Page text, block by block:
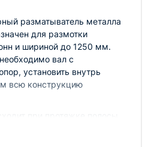
разматыватель металла
для размотки
и шириной до 1250 мм.
вал с
установить внутрь
всю конструкцию
при протяжке полосы
крестовины могут